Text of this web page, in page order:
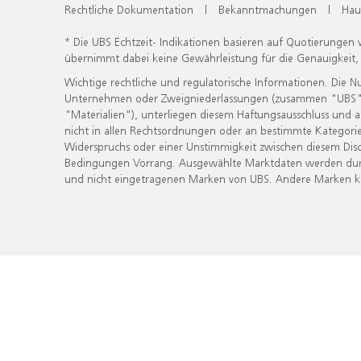
Rechtliche Dokumentation | Bekanntmachungen |
* Die UBS Echtzeit- Indikationen basieren auf
übernimmt dabei keine Gewährleistung für die
Wichtige rechtliche und regulatorische Informationen. Die
Unternehmen oder Zweigniederlassungen (zusammen
"Materialien"), unterliegen diesem Haftungsausschluss
nicht in allen Rechtsordnungen oder an bestimmte
Widerspruchs oder einer Unstimmigkeit zwischen diesem
Bedingungen Vorrang. Ausgewählte Marktdaten werden
und nicht eingetragenen Marken von UBS. Andere Marken